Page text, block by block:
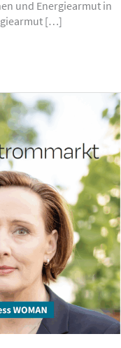
und Energiearmut in
[…]